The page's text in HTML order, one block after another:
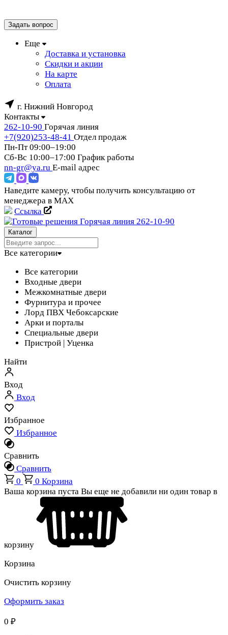
Задать вопрос
Еще
Доставка и установка
Скидки и акции
На карте
Оплата
г. Нижний Новгород
Контакты
262-10-90 Горячая линия
+7(920)253-48-41 Отдел продаж
Пн-Пт 09:00–19:00
Сб-Вс 10:00–17:00 График работы
nn-gr@ya.ru E-mail адрес
Наведите камеру, чтобы получить консультацию от
менеджера в MAX
Ссылка
Горячая линия 262-10-90
Каталог
Все категории
Все категории
Входные двери
Межкомнатные двери
Фурнитура и прочее
Лорд ПВХ Чебоксарские
Арки и порталы
Специальные двери
Пристрой | Уценка
Найти
Вход
Вход
Избранное
Избранное
Сравнить
Сравнить
0
0 Корзина
Ваша корзина пуста Вы еще не добавили ни один товар в
корзину
Корзина
Очистить корзину
Оформить заказ
0 ₽